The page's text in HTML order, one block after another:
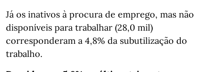
Já os inativos à procura de emprego, mas não
disponíveis para trabalhar (28,0 mil)
corresponderam a 4,8% da subutilização do
trabalho.